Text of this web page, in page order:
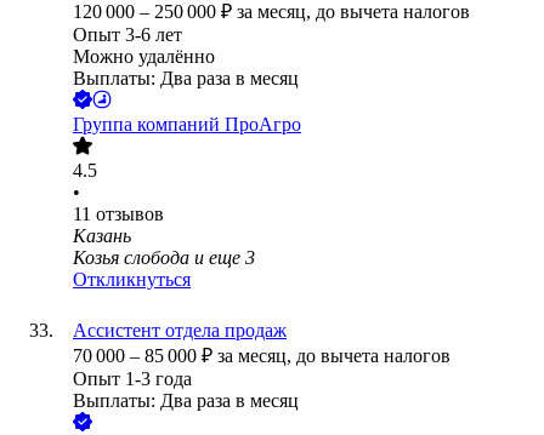
120 000 – 250 000 ₽ за месяц, до вычета налогов
Опыт 3-6 лет
Можно удалённо
Выплаты: Два раза в месяц
Группа компаний ПроАгро
4.5
•
11 отзывов
Казань
Козья слобода и еще 3
Откликнуться
Ассистент отдела продаж
70 000 – 85 000 ₽ за месяц, до вычета налогов
Опыт 1-3 года
Выплаты: Два раза в месяц